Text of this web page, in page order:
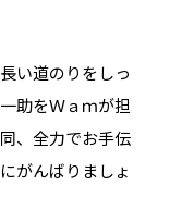
い道のりをしっ
助をＷａｍが担
、全力でお手伝
がんばりましょ